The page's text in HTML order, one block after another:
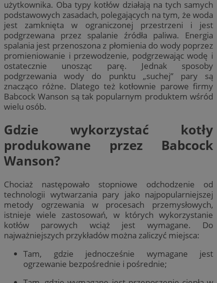
użytkownika. Oba typy kotłów działają na tych samych
podstawowych zasadach, polegających na tym, że woda
jest zamknięta w ograniczonej przestrzeni i jest
podgrzewana przez spalanie źródła paliwa. Energia
spalania jest przenoszona z płomienia do wody poprzez
promieniowanie i przewodzenie, podgrzewając wodę i
ostatecznie unosząc parę. Jednak sposoby
podgrzewania wody do punktu „suchej” pary są
znacząco różne. Dlatego też kotłownie parowe firmy
Babcock Wanson są tak popularnym produktem wśród
wielu osób.
Gdzie wykorzystać kotły
produkowane przez Babcock
Wanson?
Chociaż następowało stopniowe odchodzenie od
technologii wytwarzania pary jako najpopularniejszej
metody ogrzewania w procesach przemysłowych,
istnieje wiele zastosowań, w których wykorzystanie
kotłów parowych wciąż jest wymagane. Do
najważniejszych przykładów można zaliczyć miejsca:
Tam, gdzie jednocześnie wymagane jest
ogrzewanie bezpośrednie i pośrednie;